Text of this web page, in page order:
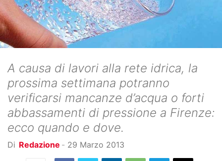
A causa di lavori alla rete idrica, la
prossima settimana potranno
verificarsi mancanze d’acqua o forti
abbassamenti di pressione a Firenze:
ecco quando e dove.
Di Redazione - 29 Marzo 2013